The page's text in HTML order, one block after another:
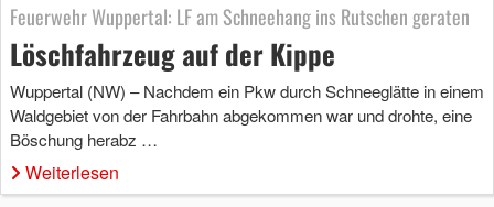
Feuerwehr Wuppertal: LF am Schneehang ins Rutschen geraten
Löschfahrzeug auf der Kippe
Wuppertal (NW) – Nachdem ein Pkw durch Schneeglätte in einem
Waldgebiet von der Fahrbahn abgekommen war und drohte, eine
Böschung herabz …
Weiterlesen